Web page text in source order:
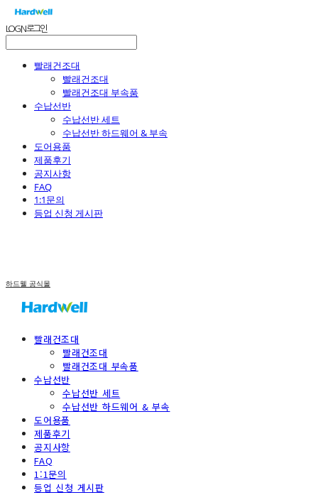
LOG IN로그인
빨래건조대
빨래건조대
빨래건조대 부속품
수납선반
수납선반 세트
수납선반 하드웨어 & 부속
도어용품
제품후기
공지사항
FAQ
1:1문의
등업 신청 게시판
하드웰 공식몰
빨래건조대
빨래건조대
빨래건조대 부속품
수납선반
수납선반 세트
수납선반 하드웨어 & 부속
도어용품
제품후기
공지사항
FAQ
1:1문의
등업 신청 게시판